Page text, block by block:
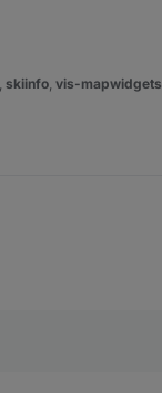
skiinfo vis-mapwidgets